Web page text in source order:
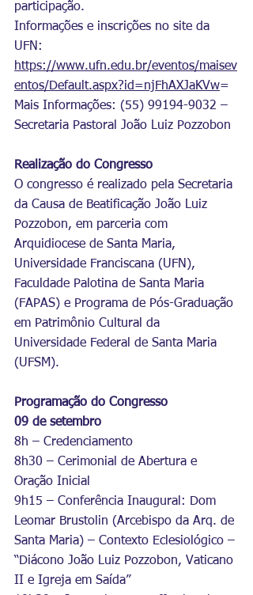
participação.
Informações e inscrições no site da
UFN:
https://www.ufn.edu.br/eventos/maisev
entos/Default.aspx?id=njFhAXJaKVw=
Mais Informações: (55) 99194-9032 –
Secretaria Pastoral João Luiz Pozzobon
Realização do Congresso
O congresso é realizado pela Secretaria
da Causa de Beatificação João Luiz
Pozzobon, em parceria com
Arquidiocese de Santa Maria,
Universidade Franciscana (UFN),
Faculdade Palotina de Santa Maria
(FAPAS) e Programa de Pós-Graduação
em Patrimônio Cultural da
Universidade Federal de Santa Maria
(UFSM).
Programação do Congresso
09 de setembro
8h – Credenciamento
8h30 – Cerimonial de Abertura e
Oração Inicial
9h15 – Conferência Inaugural: Dom
Leomar Brustolin (Arcebispo da Arq. de
Santa Maria) – Contexto Eclesiológico –
“Diácono João Luiz Pozzobon, Vaticano
II e Igreja em Saída”